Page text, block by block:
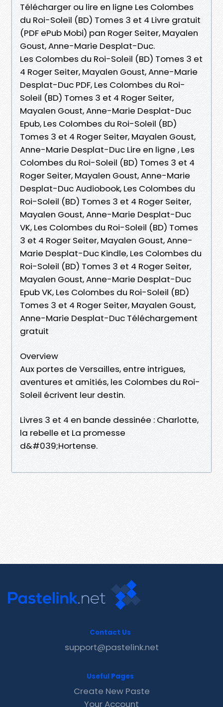
Télécharger ou lire en ligne Les Colombes
du Roi-Soleil (BD) Tomes 3 et 4 Livre gratuit
(PDF ePub Mobi) pan Roger Seiter, Mayalen
Goust, Anne-Marie Desplat-Duc.
Les Colombes du Roi-Soleil (BD) Tomes 3 et
4 Roger Seiter, Mayalen Goust, Anne-Marie
Desplat-Duc PDF, Les Colombes du Roi-
Soleil (BD) Tomes 3 et 4 Roger Seiter,
Mayalen Goust, Anne-Marie Desplat-Duc
Epub, Les Colombes du Roi-Soleil (BD)
Tomes 3 et 4 Roger Seiter, Mayalen Goust,
Anne-Marie Desplat-Duc Lire en ligne , Les
Colombes du Roi-Soleil (BD) Tomes 3 et 4
Roger Seiter, Mayalen Goust, Anne-Marie
Desplat-Duc Audiobook, Les Colombes du
Roi-Soleil (BD) Tomes 3 et 4 Roger Seiter,
Mayalen Goust, Anne-Marie Desplat-Duc
VK, Les Colombes du Roi-Soleil (BD) Tomes
3 et 4 Roger Seiter, Mayalen Goust, Anne-
Marie Desplat-Duc Kindle, Les Colombes du
Roi-Soleil (BD) Tomes 3 et 4 Roger Seiter,
Mayalen Goust, Anne-Marie Desplat-Duc
Epub VK, Les Colombes du Roi-Soleil (BD)
Tomes 3 et 4 Roger Seiter, Mayalen Goust,
Anne-Marie Desplat-Duc Téléchargement
gratuit
Overview
Aux portes de Versailles, entre intrigues,
aventures et amitiés, les Colombes du Roi-
Soleil écrivent leur destin.
Livres 3 et 4 en bande dessinée : Charlotte,
la rebelle et La promesse
d&#039;Hortense.
Contact Us
support@pastelink.net
Useful Pages
Create New Paste
Your Account